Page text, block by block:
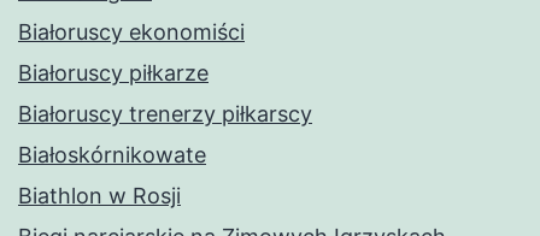
Białoruscy ekonomiści
Białoruscy piłkarze
Białoruscy trenerzy piłkarscy
Białoskórnikowate
Biathlon w Rosji